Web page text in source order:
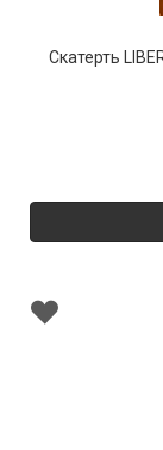
Скатерть